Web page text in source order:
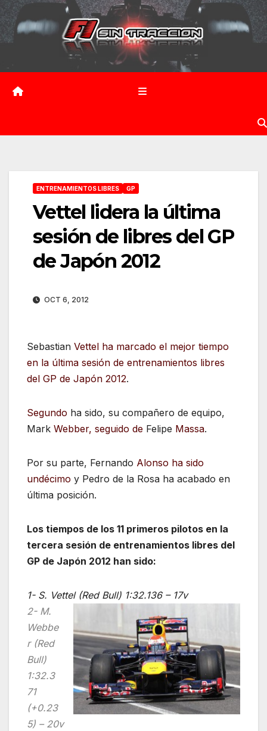
Saltar
contenido
ENTRENAMIENTOS LIBRES GP
Vettel lidera la última
sesión de libres del GP
de Japón 2012
OCT 6, 2012
Sebastian Vettel ha marcado el mejor tiempo
en la última sesión de entrenamientos libres
del GP de Japón 2012.
Segundo ha sido, su compañero de equipo,
Mark Webber, seguido de Felipe Massa.
Por su parte, Fernando Alonso ha sido
undécimo y Pedro de la Rosa ha acabado en
última posición.
Los tiempos de los 11 primeros pilotos en la
tercera sesión de entrenamientos libres del
GP de Japón 2012 han sido:
1- S. Vettel (Red Bull) 1:32.136 – 17v
2- M.
Webbe
r (Red
Bull)
1:32.3
71
(+0.23
5) – 20v